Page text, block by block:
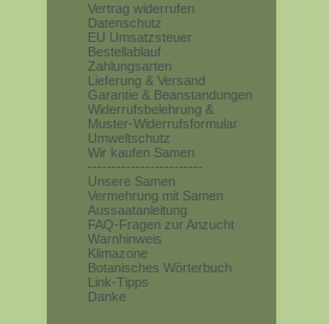
Vertrag widerrufen
Datenschutz
EU Umsatzsteuer
Bestellablauf
Zahlungsarten
Lieferung & Versand
Garantie & Beanstandungen
Widerrufsbelehrung &
Muster-Widerrufsformular
Umweltschutz
Wir kaufen Samen
------------------------
Unsere Samen
Vermehrung mit Samen
Aussaatanleitung
FAQ-Fragen zur Anzucht
Warnhinweis
Klimazone
Botanisches Wörterbuch
Link-Tipps
Danke